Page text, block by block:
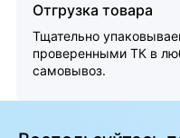
Отгрузка товара
Тщательно
проверенными ТК в
самовывоз.